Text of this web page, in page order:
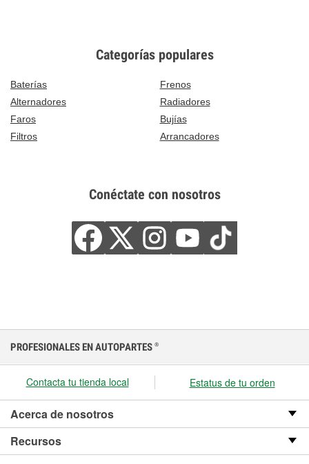
Categorías populares
Baterías
Frenos
Alternadores
Radiadores
Faros
Bujías
Filtros
Arrancadores
Conéctate con nosotros
PROFESIONALES EN AUTOPARTES ®
Contacta tu tienda local Estatus de tu orden
Acerca de nosotros
Recursos